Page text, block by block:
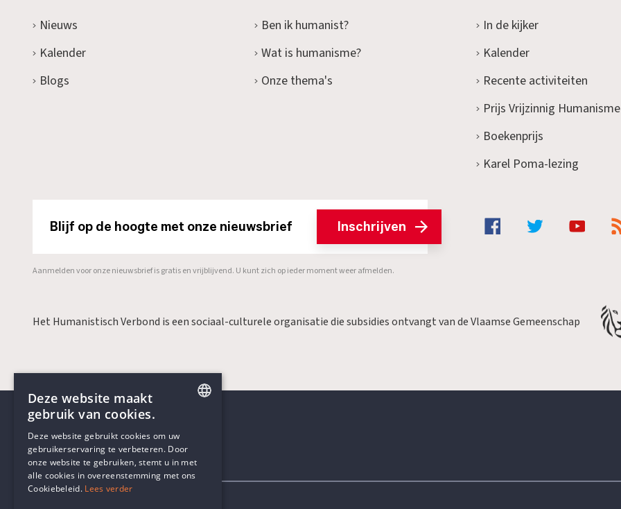
Nieuws
Kalender
Blogs
Ben ik humanist?
Wat is humanisme?
Onze thema's
In de kijker
Kalender
Recente activiteiten
Prijs Vrijzinnig Humanisme
Boekenprijs
Karel Poma-lezing
Blijf op de hoogte met onze nieuwsbrief Inschrijven
Aanmelden voor onze nieuwsbrief is gratis en vrijblijvend. U kunt zich op ieder moment weer afmelden.
Het Humanistisch Verbond is een sociaal-culturele organisatie die subsidies ontvangt van de Vlaamse Gemeenschap
Contactgegevens
DUTCH
Deze website maakt
gebruik van cookies.
Deze website gebruikt cookies om uw
gebruikerservaring te verbeteren. Door
onze website te gebruiken, stemt u in met
alle cookies in overeenstemming met ons
Cookiebeleid. Lees verder